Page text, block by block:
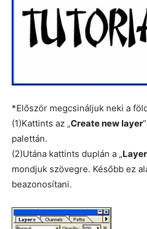
*Először megcsináljuk neki a
(1)Kattints az „Create new layer
palettán.
(2)Utána kattints duplán a „Layer
mondjuk szövegre. Később ez
beazonosítani.